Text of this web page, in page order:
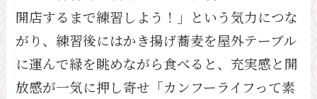
開店するまで練習しよう！」という気力につな
がり、練習後にはかき揚げ蕎麦を屋外テーブル
に運んで緑を眺めながら食べると、充実感と開
放感が一気に押し寄せ「カンフーライフって素